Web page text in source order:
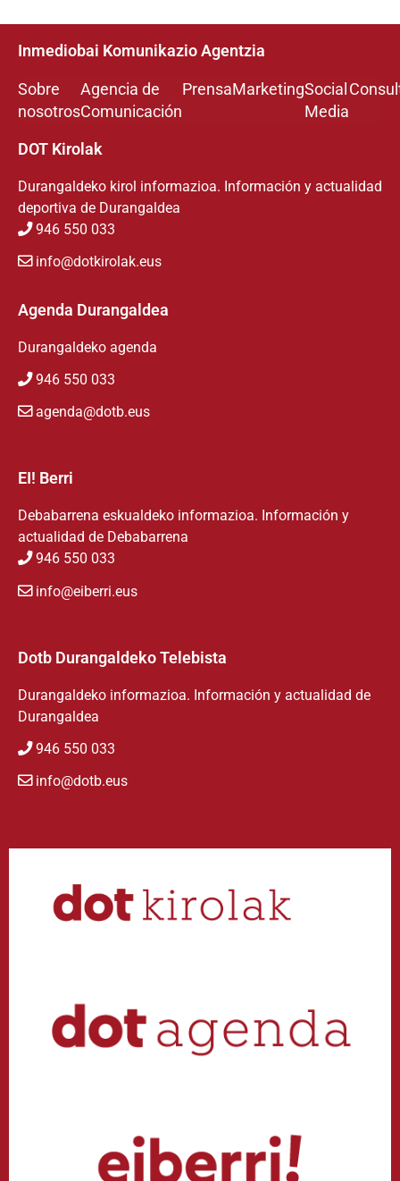
Inmediobai Komunikazio Agentzia
Sobre
nosotros
Agencia de
Comunicación
PrensaMarketingSocial
Media
DOT Kirolak
Durangaldeko kirol informazioa. Información y actualidad
deportiva de Durangaldea
946 550 033
info@dotkirolak.eus
Agenda Durangaldea
Durangaldeko agenda
946 550 033
agenda@dotb.eus
EI! Berri
Debabarrena eskualdeko informazioa. Información y
actualidad de Debabarrena
946 550 033
info@eiberri.eus
Dotb Durangaldeko Telebista
Durangaldeko informazioa. Información y actualidad de
Durangaldea
946 550 033
info@dotb.eus